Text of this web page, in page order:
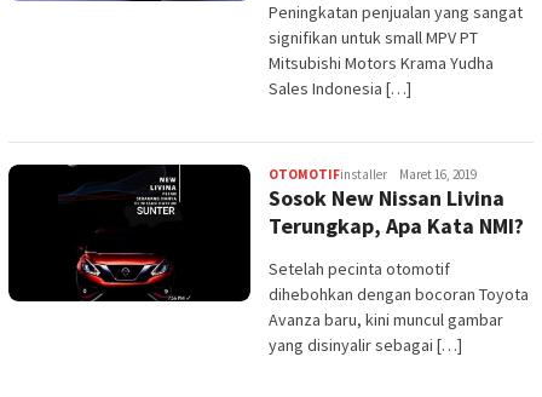
Peningkatan penjualan yang sangat
signifikan untuk small MPV PT
Mitsubishi Motors Krama Yudha
Sales Indonesia […]
OTOMOTIFinstaller Maret 16, 2019
Sosok New Nissan Livina
Terungkap, Apa Kata NMI?
Setelah pecinta otomotif
dihebohkan dengan bocoran Toyota
Avanza baru, kini muncul gambar
yang disinyalir sebagai […]